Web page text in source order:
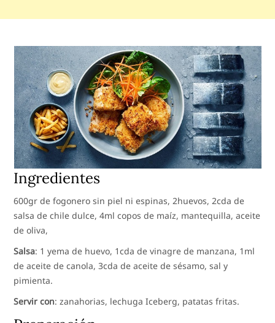
Ingredientes
600gr de fogonero sin piel ni espinas, 2huevos, 2cda de
salsa de chile dulce, 4ml copos de maíz, mantequilla, aceite
de oliva,
Salsa: 1 yema de huevo, 1cda de vinagre de manzana, 1ml
de aceite de canola, 3cda de aceite de sésamo, sal y
pimienta.
Servir con: zanahorias, lechuga Iceberg, patatas fritas.